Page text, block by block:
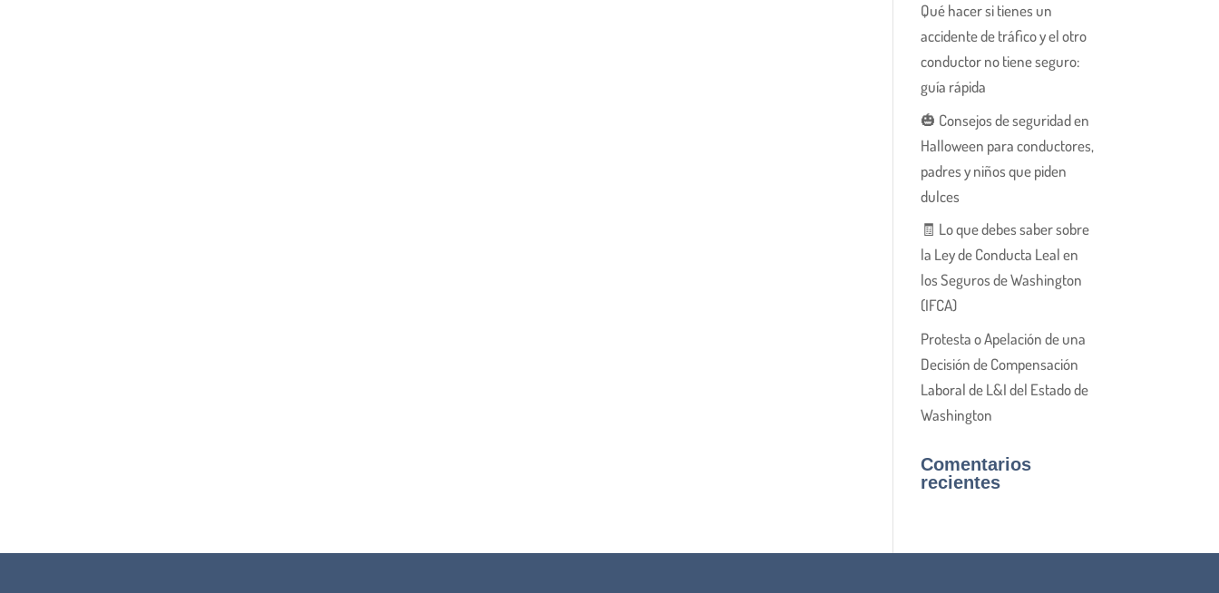
Qué hacer si tienes un
accidente de tráfico y el otro
conductor no tiene seguro:
guía rápida
🎃 Consejos de seguridad en
Halloween para conductores,
padres y niños que piden
dulces
🧾 Lo que debes saber sobre
la Ley de Conducta Leal en
los Seguros de Washington
(IFCA)
Protesta o Apelación de una
Decisión de Compensación
Laboral de L&I del Estado de
Washington
Comentarios
recientes